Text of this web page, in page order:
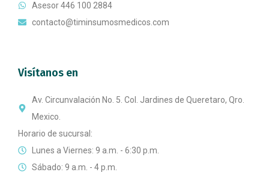
Asesor 446 100 2884
contacto@timinsumosmedicos.com
Visítanos en
Av. Circunvalación No. 5. Col. Jardines de Queretaro, Qro.
Mexico.
Horario de sucursal:
Lunes a Viernes: 9 a.m. - 6:30 p.m.
Sábado: 9 a.m. - 4 p.m.